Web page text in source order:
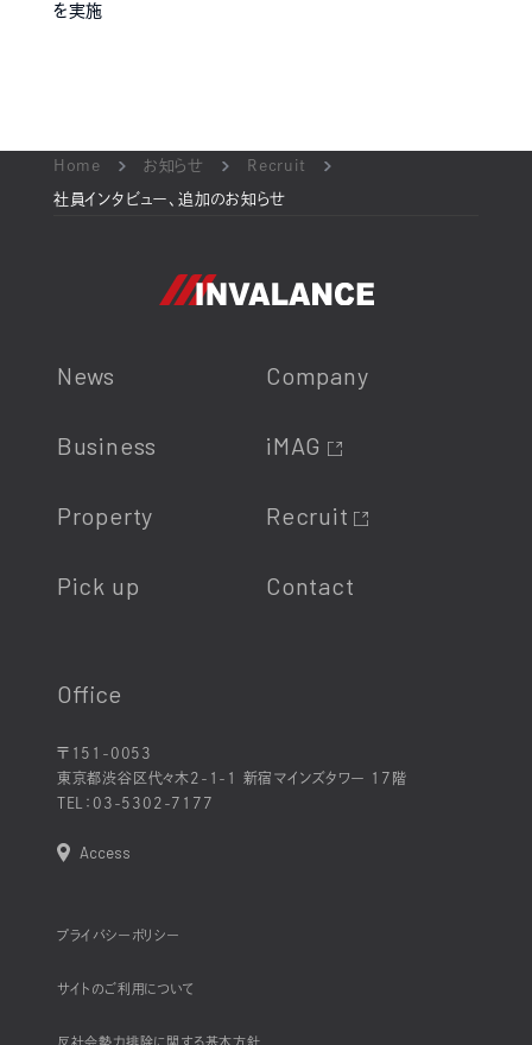
を実施
Home お知らせ Recruit
社員インタビュー、追加のお知らせ
News
Business
Property
Pick up
Company
iMAG
Recruit
Contact
Office
〒151-0053
東京都渋谷区代々木2-1-1 新宿マインズタワー 17階
TEL： 03-5302-7177
Access
プライバシーポリシー
サイトのご利用について
反社会勢力排除に関する基本方針